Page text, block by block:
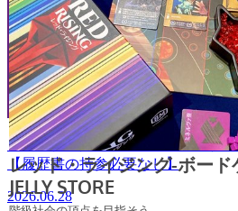
【土日祝日限定募集】立川店スタ
【履歴書の持参必要なし】
2026.06.28